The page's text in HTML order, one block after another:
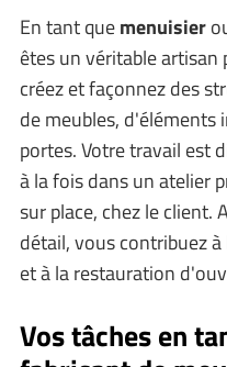
En tant quemenuisier
êtes un véritable artisan
créez et façonnez des
de meubles, d'éléments
portes. Votre travail est
à la fois dans un atelier
sur place, chez le client.
détail, vous contribuez
et à la restauration
Vos tâches en